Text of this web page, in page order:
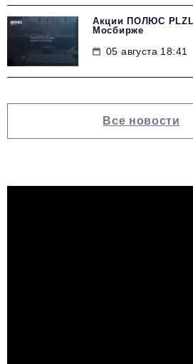
Акции ПОЛЮС
Мосбирже
05 августа 18:41
Все новости